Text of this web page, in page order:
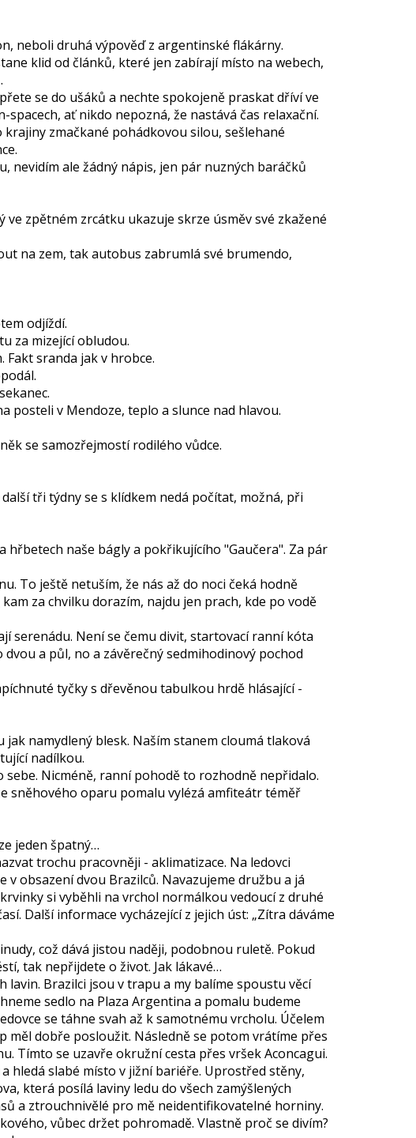
neboli druhá výpověď z argentinské flákárny.
klid od článků, které jen zabírají místo na webech,
se do ušáků a nechte spokojeně praskat dříví ve
ať nikdo nepozná, že nastává čas relaxační.
zmačkané pohádkovou silou, sešlehané
nevidím ale žádný nápis, jen pár nuzných baráčků
zpětném zrcátku ukazuje skrze úsměv své zkažené
na zem, tak autobus zabrumlá své brumendo,
odjíždí.
za mizející obludou.
sranda jak v hrobce.
posteli v Mendoze, teplo a slunce nad hlavou.
se samozřejmostí rodilého vůdce.
tři týdny se s klídkem nedá počítat, možná, při
naše bágly a pokřikujícího "Gaučera". Za pár
To ještě netuším, že nás až do noci čeká hodně
za chvilku dorazím, najdu jen prach, kde po vodě
serenádu. Není se čemu divit, startovací ranní kóta
a půl, no a závěrečný sedmihodinový pochod
tyčky s dřevěnou tabulkou hrdě hlásající -
namydlený blesk. Naším stanem cloumá tlaková
nadílkou.
sebe. Nicméně, ranní pohodě to rozhodně nepřidalo.
sněhového oparu pomalu vylézá amfiteátr téměř
jeden špatný…
trochu pracovněji - aklimatizace. Na ledovci
obsazení dvou Brazilců. Navazujeme družbu a já
si vyběhli na vrchol normálkou vedoucí z druhé
Další informace vycházející z jejich úst: „Zítra dáváme
což dává jistou naději, podobnou ruletě. Pokud
tak nepřijdete o život. Jak lákavé…
Brazilci jsou v trapu a my balíme spoustu věcí
sedlo na Plaza Argentina a pomalu budeme
se táhne svah až k samotnému vrcholu. Účelem
dobře posloužit. Následně se potom vrátíme přes
Tímto se uzavře okružní cesta přes vršek Aconcagui.
hledá slabé místo v jižní bariéře. Uprostřed stěny,
která posílá laviny ledu do všech zamýšlených
a ztrouchnivělé pro mě neidentifikovatelné horniny.
vůbec držet pohromadě. Vlastně proč se divím?